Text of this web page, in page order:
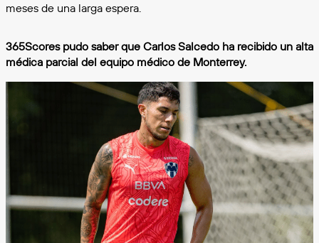
meses de una larga espera.
365Scores pudo saber que Carlos Salcedo ha recibido un alta
médica parcial del equipo médico de Monterrey.